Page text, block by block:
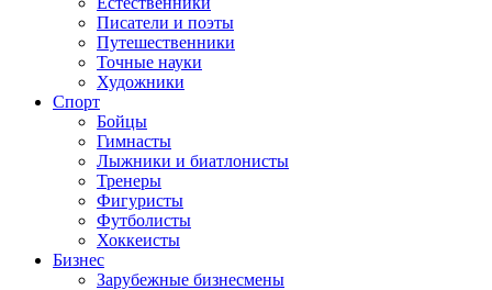
Писатели и поэты
Путешественники
Точные науки
Художники
Спорт
Бойцы
Гимнасты
Лыжники и биатлонисты
Тренеры
Фигуристы
Футболисты
Хоккеисты
Бизнес
Зарубежные бизнесмены